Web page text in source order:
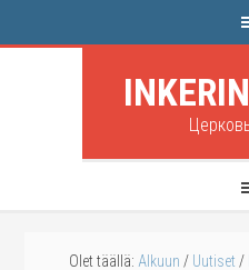
Olet täällä: Alkuun / Uutiset /